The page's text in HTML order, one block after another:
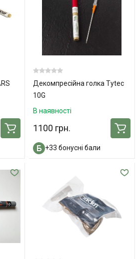
Декомпресійна голка Tytec
10G
В наявності
1100 грн.
+33 бонусні бали